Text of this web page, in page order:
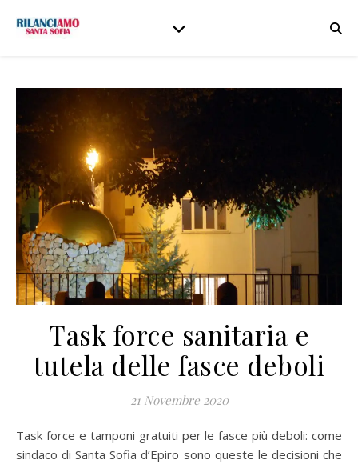
Task force sanitaria e
tutela delle fasce deboli
21 Novembre 2020
Task force e tamponi gratuiti per le fasce più deboli: come
sindaco di Santa Sofia d’Epiro sono queste le decisioni che